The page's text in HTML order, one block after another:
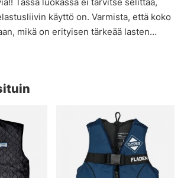
käyttö on. Varmista, että koko
mikä on erityisen tärkeää lasten